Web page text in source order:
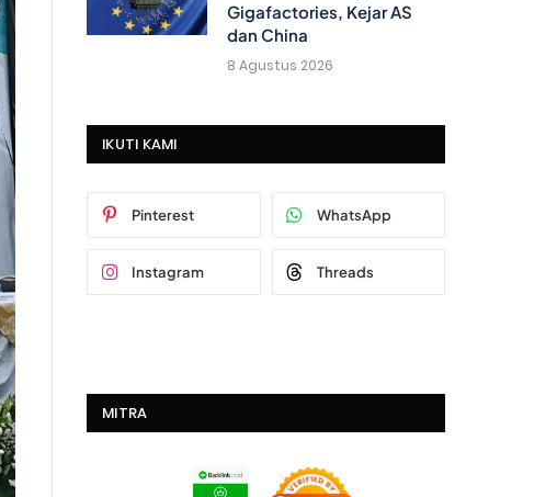
Gigafactories, Kejar AS
dan China
8 Agustus 2026
IKUTI KAMI
Pinterest WhatsApp
Instagram Threads
MITRA